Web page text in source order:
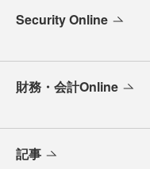
Security Online
財務・会計Online
記事